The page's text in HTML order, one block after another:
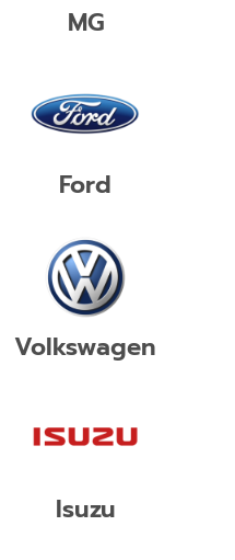
MG
Ford
Volkswagen
Isuzu